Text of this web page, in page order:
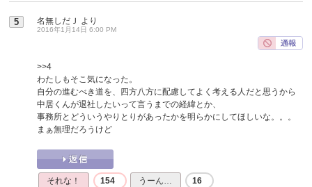
5 名無しだＪ より
2016年1月14日 6:00 PM
>>4
わたしもそこ気になった。
自分の進むべき道を、四方八方に配慮してよく考える人だと思うから
中居くんが退社したいって言うまでの経緯とか、
事務所とどういうやりとりがあったかを明らかにしてほしいな。。。
まぁ無理だろうけど
それな！ 154 うーん… 16